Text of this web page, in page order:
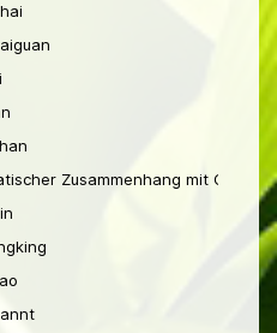
Zusammenhang mit China